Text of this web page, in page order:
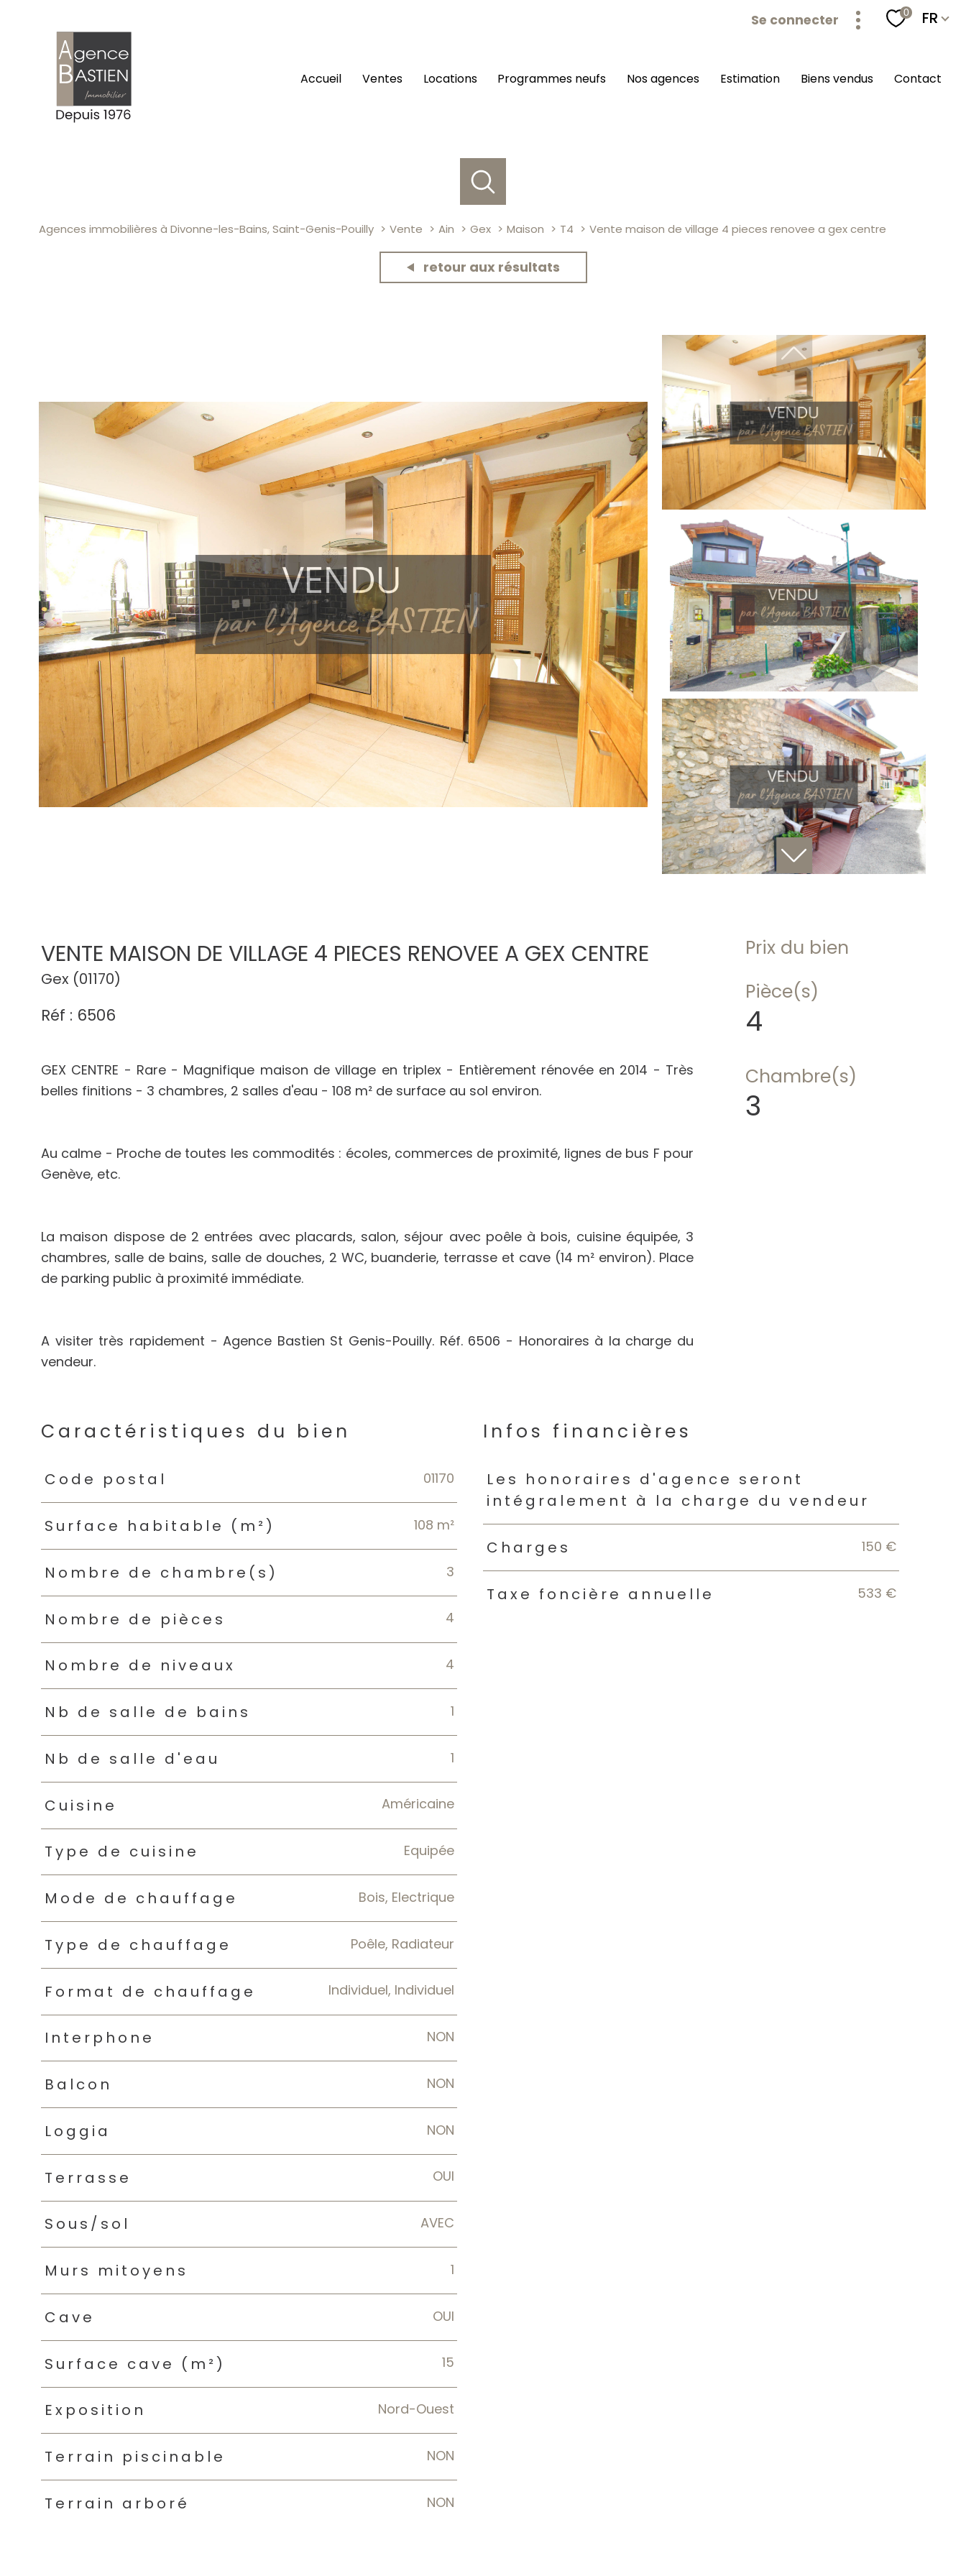
Se connecter 0 Langue
FR
accueil ventes locations programmes neufs nos agences estimation biens vendus contact
Agences immobilières à Divonne-les-Bains, Saint-Genis-Pouilly Vente Ain Gex Maison T4 Vente maison de village 4 pieces renovee a gex centre
retour aux résultats
VENTE MAISON DE VILLAGE 4 PIECES RENOVEE A GEX CENTRE
Gex (01170)
Réf : 6506
GEX CENTRE - Rare - Magnifique maison de village en triplex - Entièrement rénovée en 2014 - Très
belles finitions - 3 chambres, 2 salles d'eau - 108 m² de surface au sol environ.
Au calme - Proche de toutes les commodités : écoles, commerces de proximité, lignes de bus F pour
Genève, etc.
La maison dispose de 2 entrées avec placards, salon, séjour avec poêle à bois, cuisine équipée, 3
chambres, salle de bains, salle de douches, 2 WC, buanderie, terrasse et cave (14 m² environ). Place
de parking public à proximité immédiate.
A visiter très rapidement - Agence Bastien St Genis-Pouilly. Réf. 6506 - Honoraires à la charge du
vendeur.
Prix du bien
Pièce(s)
4
Chambre(s)
3
Caractéristiques du bien
Caractéristiques Valeurs
Code postal 01170
Surface habitable (m²) 108 m²
Nombre de chambre(s) 3
Nombre de pièces 4
Nombre de niveaux 4
Nb de salle de bains 1
Nb de salle d'eau 1
Cuisine Américaine
Type de cuisine Equipée
Mode de chauffage Bois, Electrique
Type de chauffage Poêle, Radiateur
Format de chauffage Individuel, Individuel
Interphone NON
Balcon NON
Loggia NON
Terrasse OUI
Sous/sol AVEC
Murs mitoyens 1
Cave OUI
Surface cave (m²) 15
Exposition Nord-Ouest
Terrain piscinable NON
Terrain arboré NON
Infos financières
Caractéristiques Valeurs
Les honoraires d'agence seront
intégralement à la charge du vendeur
Charges 150 €
Taxe foncière annuelle 533 €